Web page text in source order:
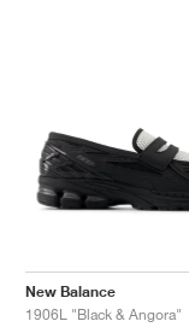
New Balance
1906L "Black & Angora"